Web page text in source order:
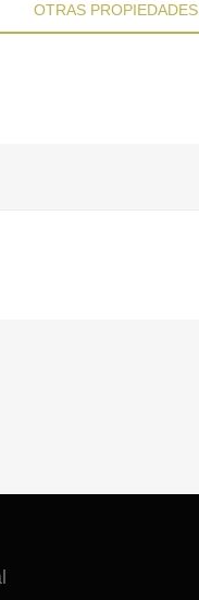
OTRAS PROPIEDADES